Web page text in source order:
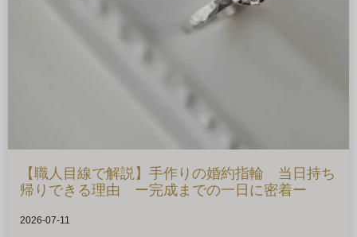
【職人目線で解説】手作りの婚約指輪 当日持ち
帰りできる理由 ー完成までの一日に密着ー
2026-07-11